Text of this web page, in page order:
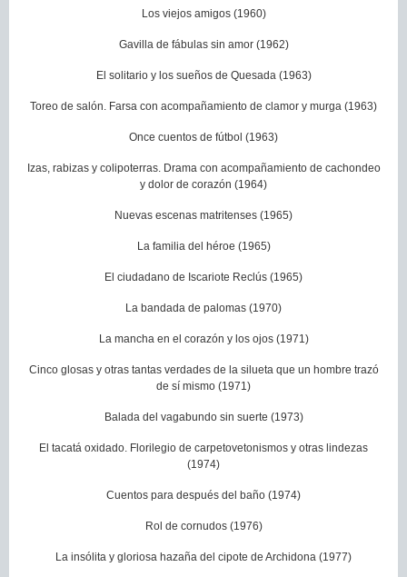
Los viejos amigos (1960)
Gavilla de fábulas sin amor (1962)
El solitario y los sueños de Quesada (1963)
Toreo de salón. Farsa con acompañamiento de clamor y murga (1963)
Once cuentos de fútbol (1963)
Izas, rabizas y colipoterras. Drama con acompañamiento de cachondeo
y dolor de corazón (1964)
Nuevas escenas matritenses (1965)
La familia del héroe (1965)
El ciudadano de Iscariote Reclús (1965)
La bandada de palomas (1970)
La mancha en el corazón y los ojos (1971)
Cinco glosas y otras tantas verdades de la silueta que un hombre trazó
de sí mismo (1971)
Balada del vagabundo sin suerte (1973)
El tacatá oxidado. Florilegio de carpetovetonismos y otras lindezas
(1974)
Cuentos para después del baño (1974)
Rol de cornudos (1976)
La insólita y gloriosa hazaña del cipote de Archidona (1977)